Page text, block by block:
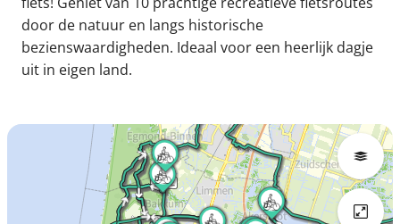
door de natuur en langs historische
bezienswaardigheden. Ideaal voor een heerlijk dagje
uit in eigen land.